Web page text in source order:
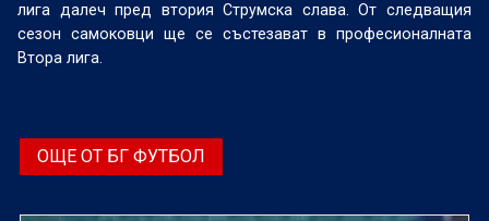
лига далеч пред втория Струмска слава. От следващия
сезон самоковци ще се състезават в професионалната
Втора лига.
ОЩЕ ОТ БГ ФУТБОЛ